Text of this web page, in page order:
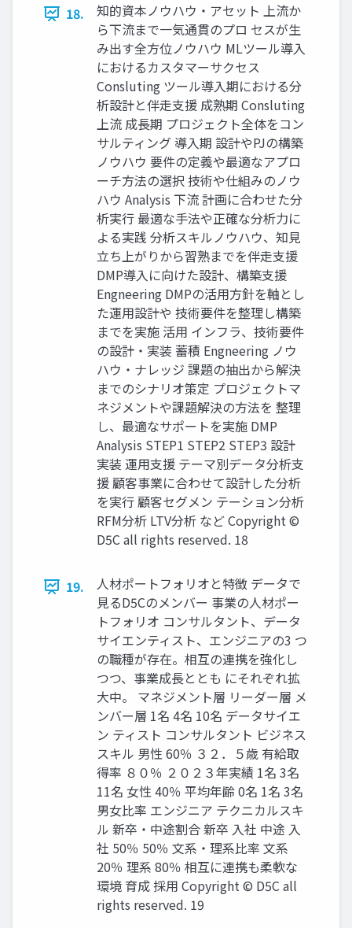
18.
知的資本ノウハウ・アセット 上流か
ら下流まで一気通貫のプロ セスが生
み出す全方位ノウハウ MLツール導入
におけるカスタマーサクセス
Consluting ツール導入期における分
析設計と伴走支援 成熟期 Consluting
上流 成長期 プロジェクト全体をコン
サルティング 導入期 設計やPJの構築
ノウハウ 要件の定義や最適なアプロ
ーチ方法の選択 技術や仕組みのノウ
ハウ Analysis 下流 計画に合わせた分
析実行 最適な手法や正確な分析力に
よる実践 分析スキルノウハウ、知見
立ち上がりから習熟までを伴走支援
DMP導入に向けた設計、構築支援
Engneering DMPの活用方針を軸とし
た運用設計や 技術要件を整理し構築
までを実施 活用 インフラ、技術要件
の設計・実装 蓄積 Engneering ノウ
ハウ・ナレッジ 課題の抽出から解決
までのシナリオ策定 プロジェクトマ
ネジメントや課題解決の方法を 整理
し、最適なサポートを実施 DMP
Analysis STEP1 STEP2 STEP3 設計
実装 運用支援 テーマ別データ分析支
援 顧客事業に合わせて設計した分析
を実行 顧客セグメン テーション分析
RFM分析 LTV分析 など Copyright ©
D5C all rights reserved. 18
19.
人材ポートフォリオと特徴 データで
見るD5Cのメンバー 事業の人材ポー
トフォリオ コンサルタント、データ
サイエンティスト、エンジニアの3 つ
の職種が存在。相互の連携を強化し
つつ、事業成長ととも にそれぞれ拡
大中。 マネジメント層 リーダー層 メ
ンバー層 1名 4名 10名 データサイエ
ン ティスト コンサルタント ビジネス
スキル 男性 60％ ３２．５歳 有給取
得率 ８０％ ２０２３年実績 1名 3名
11名 女性 40％ 平均年齢 0名 1名 3名
男女比率 エンジニア テクニカルスキ
ル 新卒・中途割合 新卒 入社 中途 入
社 50％ 50％ 文系・理系比率 文系
20％ 理系 80％ 相互に連携も柔軟な
環境 育成 採用 Copyright © D5C all
rights reserved. 19